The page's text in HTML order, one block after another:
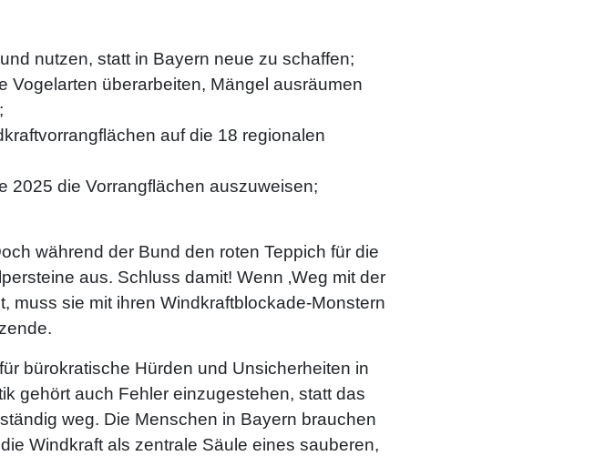
nutzen, statt in Bayern neue zu schaffen;
Vogelarten überarbeiten, Mängel ausräumen
auf die 18 regionalen
2025 die Vorrangflächen auszuweisen;
während der Bund den roten Teppich für die
aus. Schluss damit! Wenn ‚Weg mit der
muss sie mit ihren Windkraftblockade-Monstern
bürokratische Hürden und Unsicherheiten in
gehört auch Fehler einzugestehen, statt das
weg. Die Menschen in Bayern brauchen
Windkraft als zentrale Säule eines sauberen,